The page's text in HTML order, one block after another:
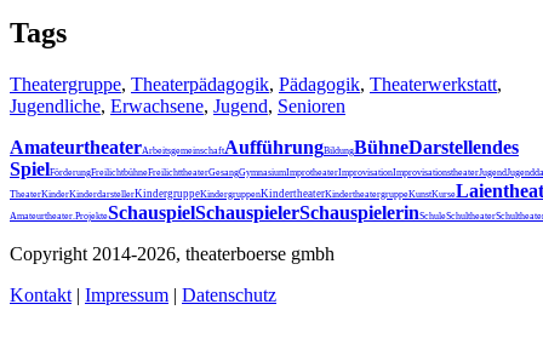
Tags
Theatergruppe, Theaterpädagogik, Pädagogik, Theaterwerkstatt,
Jugendliche, Erwachsene, Jugend, Senioren
AmateurtheaterArbeitsgemeinschaftAufführungBildungBühneDarstellendes
SpielFörderungFreilichtbühneFreilichttheaterGesangGymnasiumImprotheaterImprovisationImprovisationstheaterJugend
TheaterKinderKinderdarstellerKindergruppeKindergruppenKindertheaterKindertheatergruppeKunstKurse
Amateurtheater. ProjekteSchauspielSchauspielerSchauspielerinSchuleSchultheater
Copyright 2014-2026, theaterboerse gmbh
Kontakt | Impressum | Datenschutz